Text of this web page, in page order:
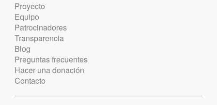
Proyecto
Equipo
Patrocinadores
Transparencia
Blog
Preguntas frecuentes
Hacer una donación
Contacto